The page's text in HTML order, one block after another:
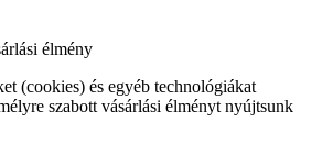
élmény
(cookies) és egyéb technológiákat
szabott vásárlási élményt nyújtsunk